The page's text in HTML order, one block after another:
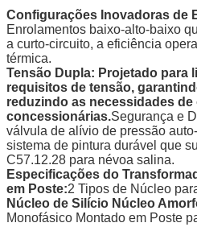
Configurações Inovadoras de
Enrolamentos baixo-alto-baixo
a curto-circuito, a eficiência
térmica.
Tensão Dupla: Projetado para
requisitos de tensão,
reduzindo as necessidades de
concessionárias.Segurança e
válvula de alívio de pressão
sistema de pintura durável que
C57.12.28 para névoa salina.
Especificações do
em Poste:2 Tipos de Núcleo
Núcleo de Silício Núcleo
Monofásico Montado em Poste